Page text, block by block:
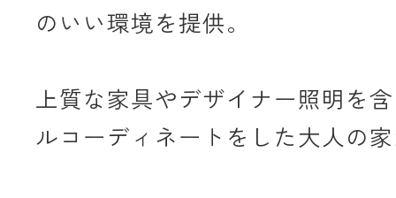
のいい環境を提供。
上質な家具やデザイナー照明を
ルコーディネートをした大人の